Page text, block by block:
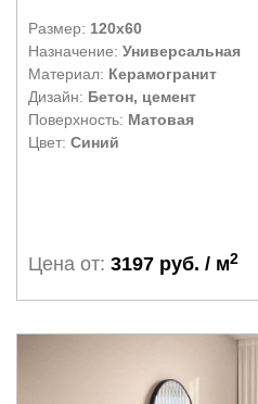
Размер: 120x60
Назначение: Универсальная
Материал: Керамогранит
Дизайн: Бетон, цемент
Поверхность: Матовая
Цвет: Синий
Цена от: 3197 руб. / м2